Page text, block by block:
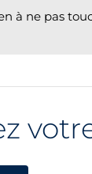
à ne pas